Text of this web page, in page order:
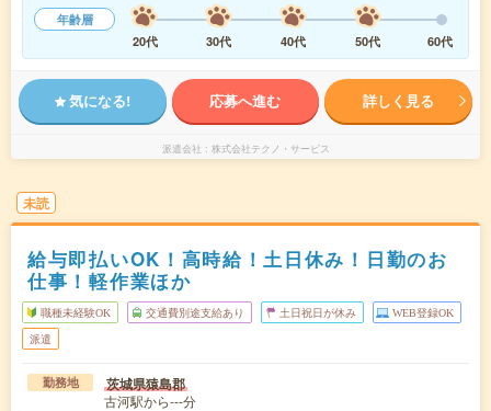
年齢層
20代
30代 40代 50代 60代
気になる! 応募へ進む 詳しく見る
派遣会社 株式会社テクノ・サービス
未読
給与即払いOK！高時給！土日休み！日勤のお
仕事！軽作業ほか
職種未経験OK 交通費別途支給あり 土日祝日が休み WEB登録OK
派遣
勤務地 茨城県猿島郡
古河駅から---分